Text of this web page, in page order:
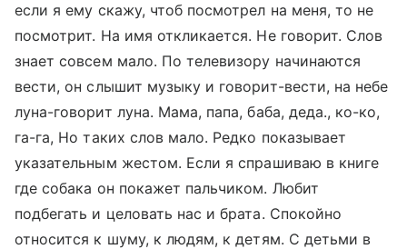
если я ему скажу, чтоб посмотрел на меня, то не
посмотрит. На имя откликается. Не говорит. Слов
знает совсем мало. По телевизору начинаются
вести, он слышит музыку и говорит-вести, на небе
луна-говорит луна. Мама, папа, баба, деда., ко-ко,
га-га, Но таких слов мало. Редко показывает
указательным жестом. Если я спрашиваю в книге
где собака он покажет пальчиком. Любит
подбегать и целовать нас и брата. Спокойно
относится к шуму, к людям, к детям. С детьми в